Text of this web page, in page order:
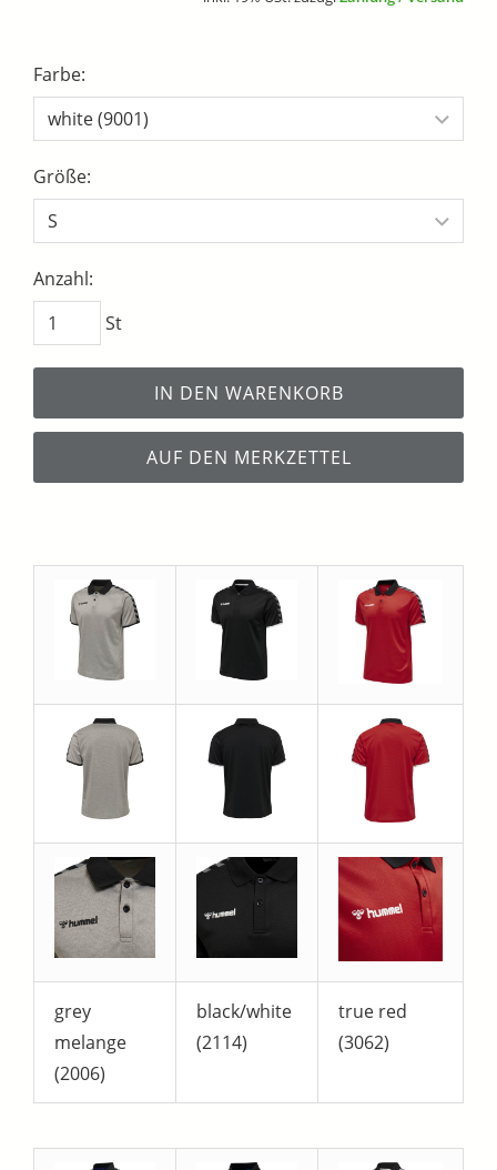
Farbe:
Größe:
Anzahl:
St
IN DEN WARENKORB
AUF DEN MERKZETTEL
grey
melange
(2006)
black/white
(2114)
true red
(3062)